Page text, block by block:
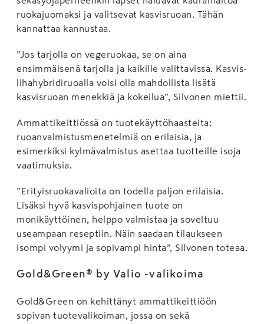
ruokajuomaksi ja valitsevat kasvisruoan. Tähän
kannattaa kannustaa.
”Jos tarjolla on vegeruokaa, se on aina
ensimmäisenä tarjolla ja kaikille valittavissa. Kasvis-
lihahybridiruoalla voisi olla mahdollista lisätä
kasvisruoan menekkiä ja kokeilua”, Silvonen miettii.
Ammattikeittiössä on tuotekäyttöhaasteita:
ruoanvalmistusmenetelmiä on erilaisia, ja
esimerkiksi kylmävalmistus asettaa tuotteille isoja
vaatimuksia.
”Erityisruokavalioita on todella paljon erilaisia.
Lisäksi hyvä kasvispohjainen tuote on
monikäyttöinen, helppo valmistaa ja soveltuu
useampaan reseptiin. Näin saadaan tilaukseen
isompi volyymi ja sopivampi hinta”, Silvonen toteaa.
Gold&Green® by Valio -valikoima
Gold&Green on kehittänyt ammattikeittiöön
sopivan tuotevalikoiman, jossa on sekä